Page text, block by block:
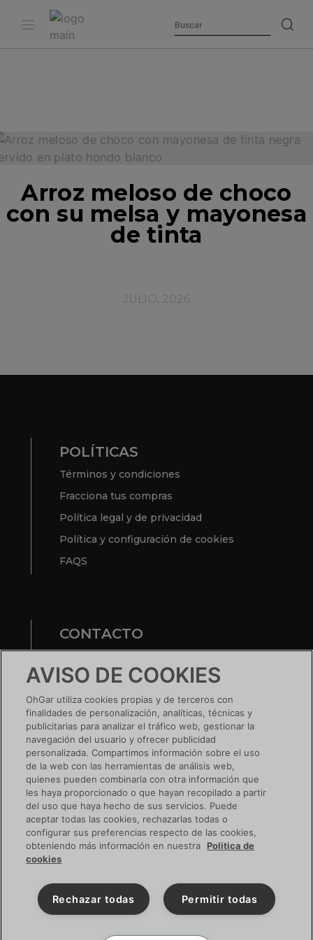
Arroz meloso de choco
con su melsa y mayonesa
de tinta
JULIO, 2026
POLÍTICAS
Términos y condiciones
Fracciona tus compras
Política legal y de privacidad
Política y configuración de cookies
FAQS
CONTACTO
Nuestras tiendas
¿TIENES UNA EMPRESA?
Conoce tus ventajas
Si ya tienes cuenta: ACCEDE
SIGUENOS EN RRSS
AVISO DE COOKIES
OhGar utiliza cookies propias y de terceros con
finalidades de personalización, analíticas, técnicas y
publicitarias para analizar el tráfico web, gestionar la
navegación del usuario y ofrecer publicidad
personalizada. Compartimos información sobre el uso
de la web con las herramientas de análisis web,
quienes pueden combinarla con otra información que
les haya proporcionado o que hayan recopilado a partir
del uso que haya hecho de sus servicios. Puede
aceptar todas las cookies, rechazarlas todas o
configurar sus preferencias respecto de las cookies,
obteniendo más información en nuestra
Politica de
cookies
Permitir todas
Rechazar todas